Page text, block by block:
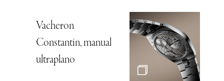
Vacheron
Constantin, manual
ultraplano